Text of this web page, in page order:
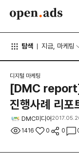
탐색 지금, 마케팅
디지털 마케팅
[DMC report]
진행사례 리포
DMC미디어
1416 0 0